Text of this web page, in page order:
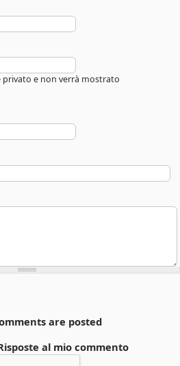
e non verrà mostrato
are posted
al mio commento